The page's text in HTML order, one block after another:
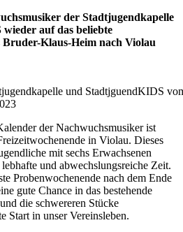
der Stadtjugendkapelle
auf das beliebte
Bruder-Klaus-Heim nach Violau
und StadtjguendKIDS
der Nachwuchsmusiker ist
in Violau. Dieses
mit sechs Erwachsenen
und abwechslungsreiche Zeit.
Probenwochenende nach dem Ende
gute Chance in das bestehende
die schwereren Stücke
Start in unser Vereinsleben.